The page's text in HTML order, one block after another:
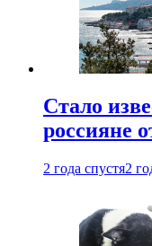
Стало
россияне
2 года спустя2